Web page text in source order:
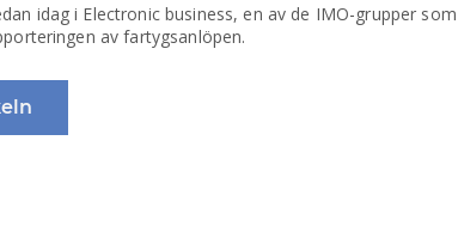
idag i Electronic business, en av de IMO-grupper
av fartygsanlöpen.